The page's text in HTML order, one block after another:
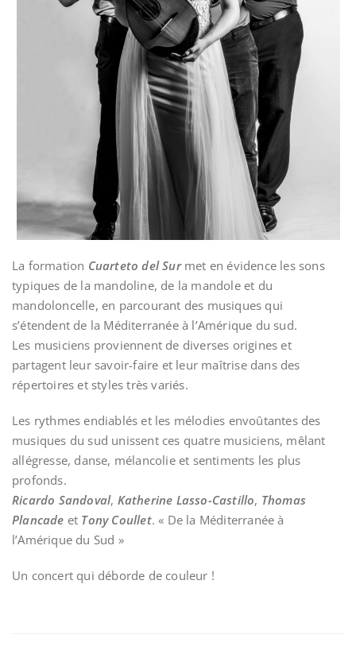
La formation Cuarteto del Sur met en évidence les sons
typiques de la mandoline, de la mandole et du
mandoloncelle, en parcourant des musiques qui
s’étendent de la Méditerranée à l’Amérique du sud.
Les musiciens proviennent de diverses origines et
partagent leur savoir-faire et leur maîtrise dans des
répertoires et styles très variés.
Les rythmes endiablés et les mélodies envoûtantes des
musiques du sud unissent ces quatre musiciens, mêlant
allégresse, danse, mélancolie et sentiments les plus
profonds.
Ricardo Sandoval, Katherine Lasso-Castillo, Thomas
Plancade et Tony Coullet. « De la Méditerranée à
l’Amérique du Sud »
Un concert qui déborde de couleur !